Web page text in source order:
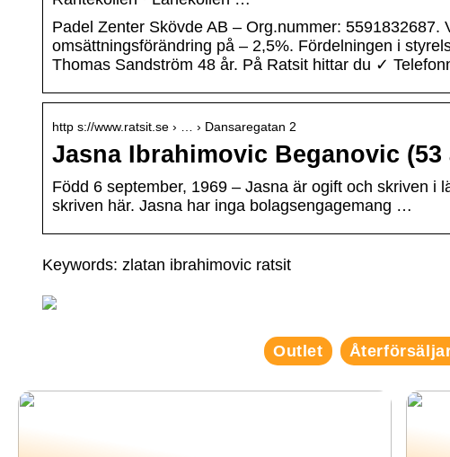
Padel Zenter Skövde AB – Org.nummer:
omsättningsförändring på – 2,5%. Fördelningen i
Thomas Sandström 48 år. På Ratsit hittar du ✓
http s://www.ratsit.se › … › Dansaregatan 2
Jasna Ibrahimovic Beganovic
Född 6 september, 1969 – Jasna är ogift och skriven i
skriven här. Jasna har inga bolagsengagemang …
Keywords: zlatan ibrahimovic ratsit
Outlet